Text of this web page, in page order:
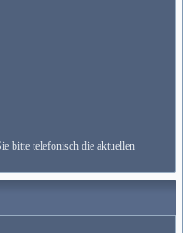
bitte telefonisch die aktuellen